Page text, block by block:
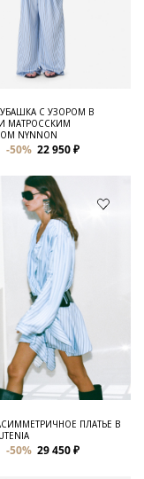
С УЗОРОМ В
МАТРОССКИМ
NYNNON
-50% 22 950 ₽
ПЛАТЬЕ В
-50% 29 450 ₽